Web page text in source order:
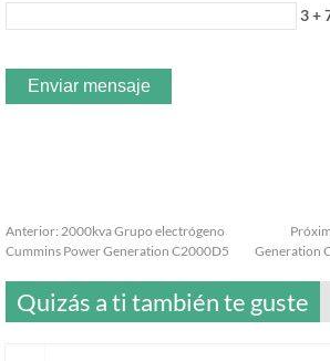
3 +
Anterior: 2000kva Grupo electrógeno
Cummins Power Generation C2000D5
Generation
Quizás a ti también te guste